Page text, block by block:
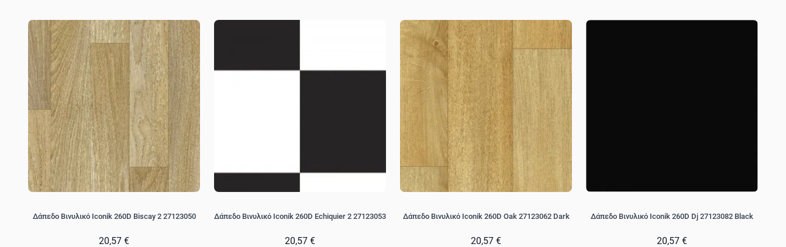
Δάπεδο Βινυλικό Iconik 260D Biscay 2 27123050
20,57 €
Δάπεδο Βινυλικό Iconik 260D Echiquier 2 27123053
20,57 €
Δάπεδο Βινυλικό Iconik 260D Oak 27123062 Dark
20,57 €
Δάπεδο Βινυλικό Iconik 260D Dj 27123082 Black
20,57 €